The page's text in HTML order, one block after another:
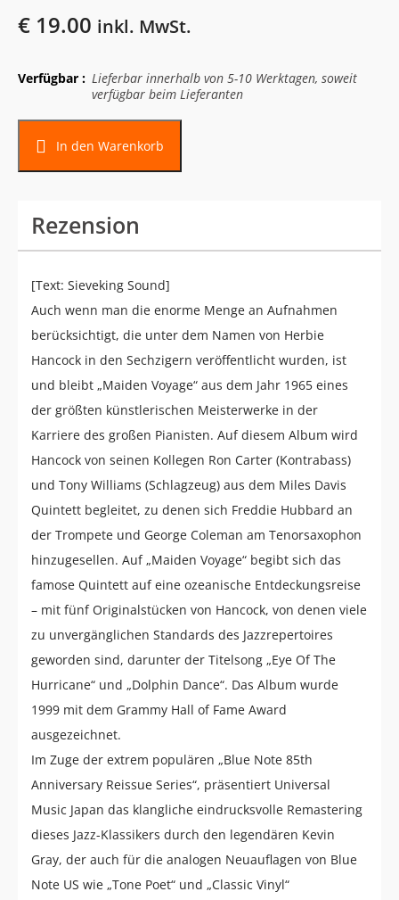
€ 19.00 inkl. MwSt.
Verfügbar : Lieferbar innerhalb von 5-10 Werktagen, soweit
verfügbar beim Lieferanten
In den Warenkorb
Rezension
[Text: Sieveking Sound]
Auch wenn man die enorme Menge an Aufnahmen
berücksichtigt, die unter dem Namen von Herbie
Hancock in den Sechzigern veröffentlicht wurden, ist
und bleibt „Maiden Voyage“ aus dem Jahr 1965 eines
der größten künstlerischen Meisterwerke in der
Karriere des großen Pianisten. Auf diesem Album wird
Hancock von seinen Kollegen Ron Carter (Kontrabass)
und Tony Williams (Schlagzeug) aus dem Miles Davis
Quintett begleitet, zu denen sich Freddie Hubbard an
der Trompete und George Coleman am Tenorsaxophon
hinzugesellen. Auf „Maiden Voyage“ begibt sich das
famose Quintett auf eine ozeanische Entdeckungsreise
– mit fünf Originalstücken von Hancock, von denen viele
zu unvergänglichen Standards des Jazzrepertoires
geworden sind, darunter der Titelsong „Eye Of The
Hurricane“ und „Dolphin Dance“. Das Album wurde
1999 mit dem Grammy Hall of Fame Award
ausgezeichnet.
Im Zuge der extrem populären „Blue Note 85th
Anniversary Reissue Series“, präsentiert Universal
Music Japan das klangliche eindrucksvolle Remastering
dieses Jazz-Klassikers durch den legendären Kevin
Gray, der auch für die analogen Neuauflagen von Blue
Note US wie „Tone Poet“ und „Classic Vinyl“